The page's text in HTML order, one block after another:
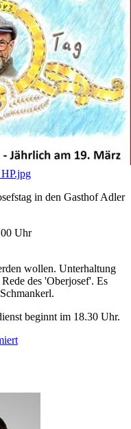
in den Gasthof Adler
Uhr
wollen. Unterhaltung
des 'Oberjosef'. Es
beginnt im 18.30 Uhr.